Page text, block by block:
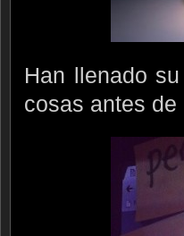
Han llenado
cosas antes de